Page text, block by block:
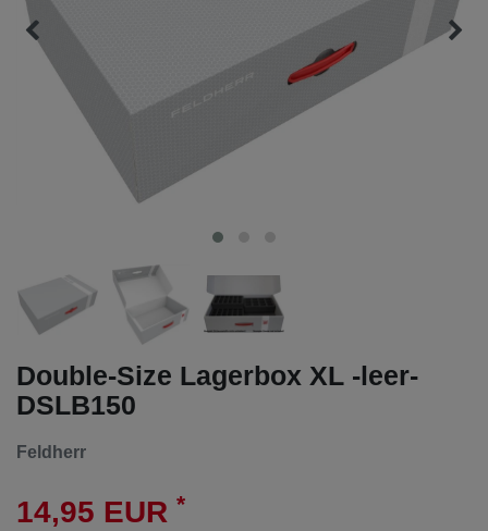
Double-Size Lagerbox XL -leer-
DSLB150
Feldherr
14,95 EUR *